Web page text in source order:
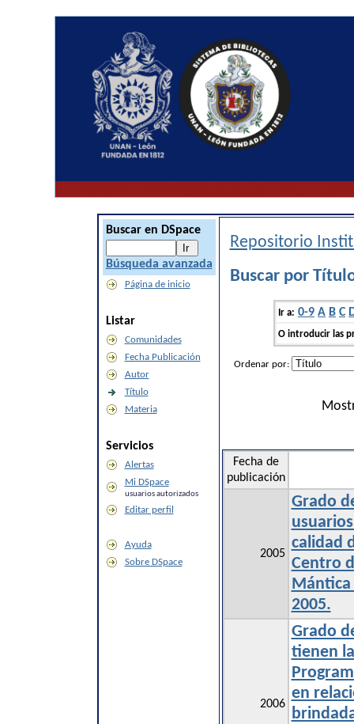
Buscar en DSpace
Búsqueda avanzada
Página de inicio
Listar
Comunidades
Fecha Publicación
Autor
Título
Materia
Servicios
Alertas
Mi DSpace
usuarios autorizados
Editar perfil
Ayuda
Sobre DSpace
Repositorio
Buscar por
Ir a: 0-9 A B C
O introducir las
Ordenar por:
Fecha de
publicación
2005
Grado
calidad
Centro
Mántica
2005.
2006
Grado
tienen
en